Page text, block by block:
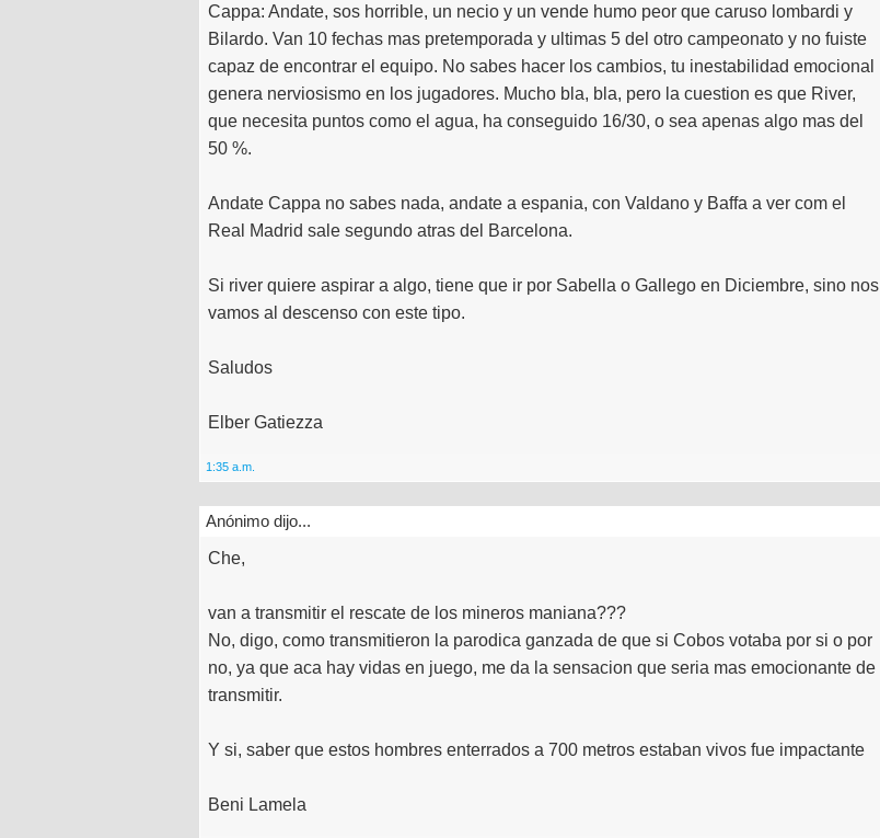
Cappa: Andate, sos horrible, un necio y un vende humo peor que caruso lombardi y
Bilardo. Van 10 fechas mas pretemporada y ultimas 5 del otro campeonato y no fuiste
capaz de encontrar el equipo. No sabes hacer los cambios, tu inestabilidad emocional
genera nerviosismo en los jugadores. Mucho bla, bla, pero la cuestion es que River,
que necesita puntos como el agua, ha conseguido 16/30, o sea apenas algo mas del
50 %.
Andate Cappa no sabes nada, andate a espania, con Valdano y Baffa a ver com el
Real Madrid sale segundo atras del Barcelona.
Si river quiere aspirar a algo, tiene que ir por Sabella o Gallego en Diciembre, sino nos
vamos al descenso con este tipo.
Saludos
Elber Gatiezza
1:35 a.m.
Anónimo dijo...
Che,
van a transmitir el rescate de los mineros maniana???
No, digo, como transmitieron la parodica ganzada de que si Cobos votaba por si o por
no, ya que aca hay vidas en juego, me da la sensacion que seria mas emocionante de
transmitir.
Y si, saber que estos hombres enterrados a 700 metros estaban vivos fue impactante
Beni Lamela